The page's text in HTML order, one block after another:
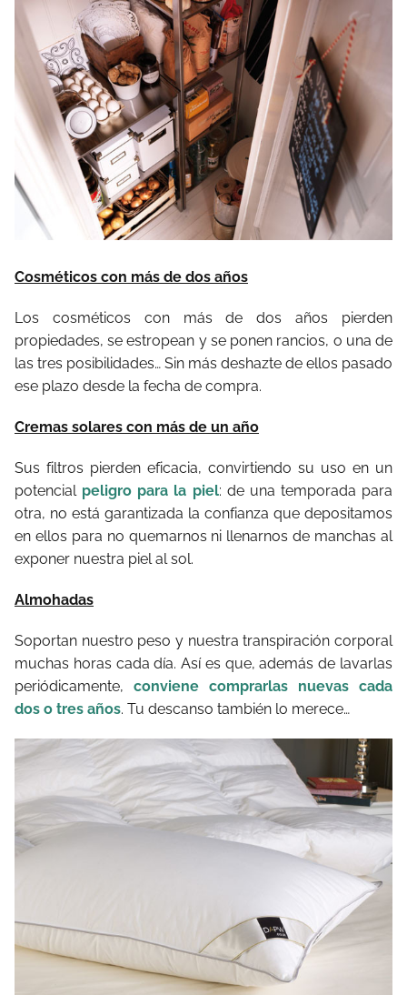
Cosméticos con más de dos años
Los cosméticos con más de dos años pierden
propiedades, se estropean y se ponen rancios, o una de
las tres posibilidades… Sin más deshazte de ellos pasado
ese plazo desde la fecha de compra.
Cremas solares con más de un año
Sus filtros pierden eficacia, convirtiendo su uso en un
potencial peligro para la piel: de una temporada para
otra, no está garantizada la confianza que depositamos
en ellos para no quemarnos ni llenarnos de manchas al
exponer nuestra piel al sol.
Almohadas
Soportan nuestro peso y nuestra transpiración corporal
muchas horas cada día. Así es que, además de lavarlas
periódicamente, conviene comprarlas nuevas cada
dos o tres años. Tu descanso también lo merece…